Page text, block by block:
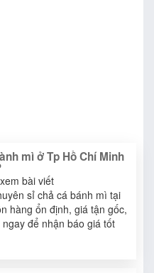
mì ở Tp Hồ Chí Minh
bài viết
sỉ chả cá bánh mì tại
hàng ổn định, giá tận gốc,
để nhận báo giá tốt